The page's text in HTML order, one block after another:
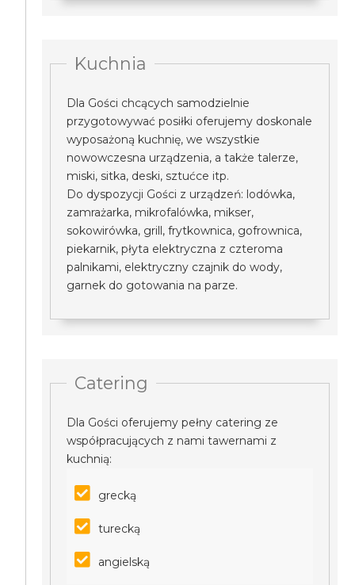
Kuchnia
Dla Gości chcących samodzielnie
przygotowywać posiłki oferujemy doskonale
wyposażoną kuchnię, we wszystkie
nowowczesna urządzenia, a także talerze,
miski, sitka, deski, sztućce itp.
Do dyspozycji Gości z urządzeń: lodówka,
zamrażarka, mikrofalówka, mikser,
sokowirówka, grill, frytkownica, gofrownica,
piekarnik, płyta elektryczna z czteroma
palnikami, elektryczny czajnik do wody,
garnek do gotowania na parze.
Catering
Dla Gości oferujemy pełny catering ze
współpracujących z nami tawernami z
kuchnią:
grecką
turecką
angielską